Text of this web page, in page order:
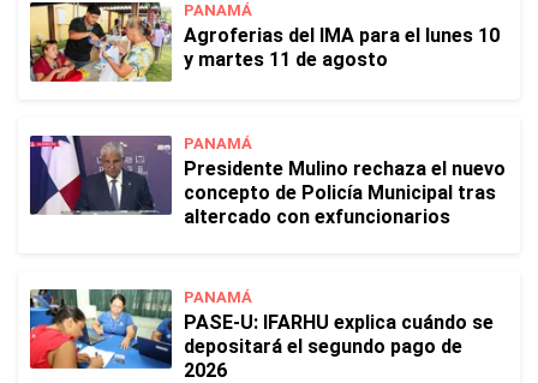
PANAMÁ
Agroferias del IMA para el lunes 10
y martes 11 de agosto
PANAMÁ
Presidente Mulino rechaza el nuevo
concepto de Policía Municipal tras
altercado con exfuncionarios
PANAMÁ
PASE-U: IFARHU explica cuándo se
depositará el segundo pago de
2026